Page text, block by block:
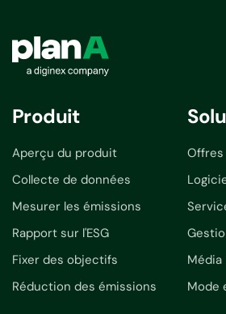
Produit
Aperçu du produit
Collecte de données
Mesurer les émissions
Rapport sur l'ESG
Fixer des objectifs
Réduction des émissions
Offres
Média
Mode